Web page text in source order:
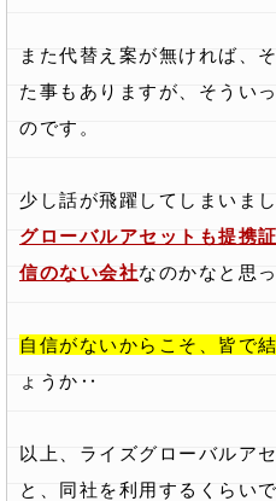
また代替え案が無ければ、
た事もありますが、そうい
のです。
少し話が飛躍してしまいま
グローバルアセットも提携
信のない会社なのかなと思
自信がないからこそ、皆で
ょうか‥
以上、ライズグローバルア
と、同社を利用するくらい